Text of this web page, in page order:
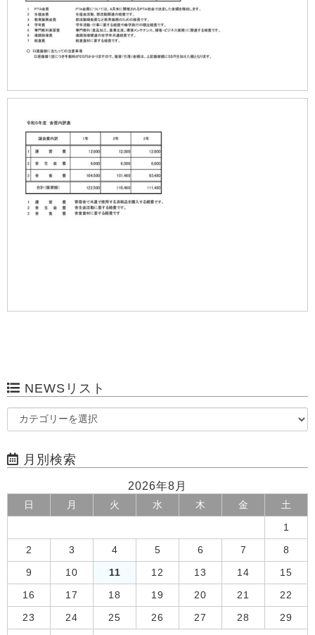
NEWSリスト
月別検索
2026年8月
日 月 火 水 木 金 土
1
2 3 4 5 6 7 8
9 10 11 12 13 14 15
16 17 18 19 20 21 22
23 24 25 26 27 28 29